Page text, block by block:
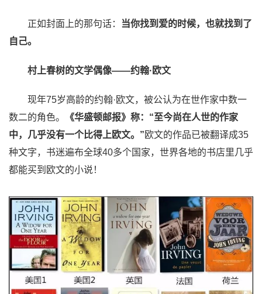
正如封面上的那句话：
当你找到爱的时候，也就找到了
自己。
村上春树的文学偶像——约翰·欧文
现年75岁高龄的约翰·欧文，被公认为在世作家中数一
数二的角色。
《华盛顿邮报》称： “至今尚在人世的作家
中，几乎没有一个比得上欧文。”欧文的作品已被翻译成35
种文字，书迷遍布全球40多个国家，世界各地的书店里几乎
都能买到欧文的小说！